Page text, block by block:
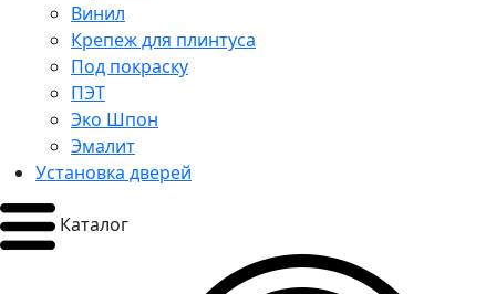
Винил
Крепеж для плинтуса
Под покраску
ПЭТ
Эко Шпон
Эмалит
Установка дверей
Каталог